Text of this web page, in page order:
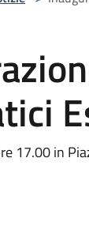
17.00 in